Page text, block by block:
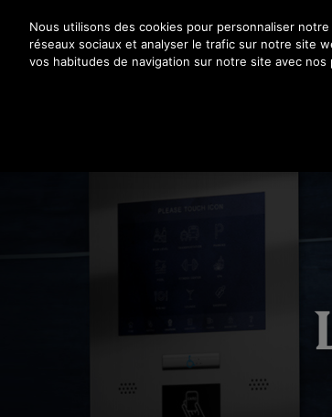
Appuyez sur Entrée pour passer au contenu
Nous utilisons des cookies pour personnaliser
réseaux sociaux et analyser le trafic sur notre site
vos habitudes de navigation sur notre site avec